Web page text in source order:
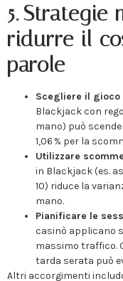
5. Strategie
ridurre il
parole
Scegliere il gioco
Blackjack con
mano) può
1,06 % per la
Utilizzare
in Blackjack (es.
10) riduce la
mano.
Pianificare le
casinò applicano
massimo traffico.
tarda serata può
Altri accorgimenti